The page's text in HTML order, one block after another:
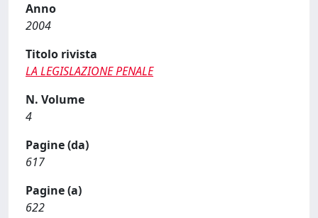
Anno
2004
Titolo rivista
LA LEGISLAZIONE PENALE
N. Volume
4
Pagine (da)
617
Pagine (a)
622